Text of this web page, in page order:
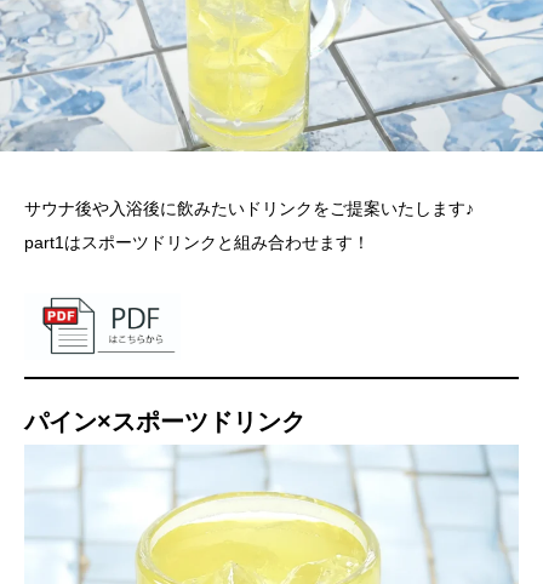
サウナ後や入浴後に飲みたいドリンクをご提案いたします♪
part1はスポーツドリンクと組み合わせます！
パイン×スポーツドリンク